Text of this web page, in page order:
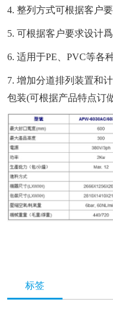
4. 整列方式可根据客户要
5. 可根据客户要求设计
6. 适用于PE、PVC等各
7. 增加分道排列装置和
包装(可根据产品特点订做
标签